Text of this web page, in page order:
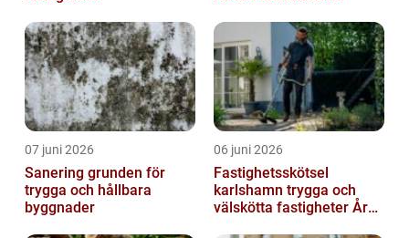
07 juni 2026
Sanering grunden för
trygga och hållbara
byggnader
06 juni 2026
Fastighetsskötsel
karlshamn trygga och
välskötta fastigheter Året